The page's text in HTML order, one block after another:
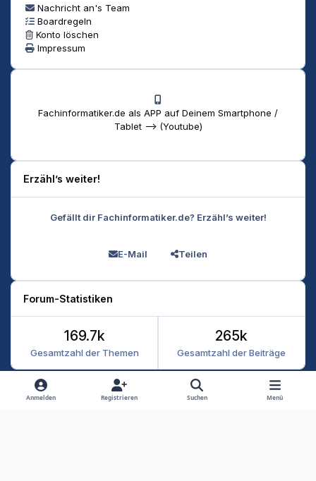
Nachricht an's Team
Boardregeln
Konto löschen
Impressum
Fachinformatiker.de als APP auf Deinem Smartphone /
Tablet --> (Youtube)
Erzähl’s weiter!
Gefällt dir Fachinformatiker.de? Erzähl’s weiter!
E-Mail Teilen
Forum-Statistiken
Gesamtzahl der Themen
169.7k
Gesamtzahl der Beiträge
265k
Heller Modus
Dunkler Modus
Systemeinstellung
Anmelden Registrieren Suchen Menü